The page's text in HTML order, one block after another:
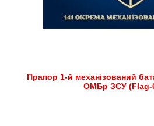
Прапор 1-й механізований
ОМБр ЗСУ (Flag-